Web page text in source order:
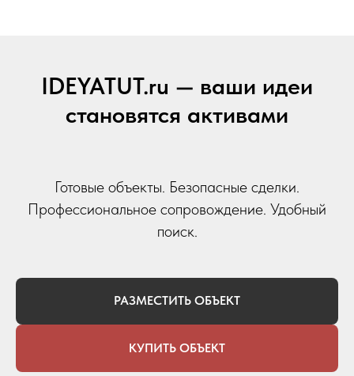
IDEYATUT.ru — ваши идеи
становятся активами
Готовые объекты. Безопасные сделки.
Профессиональное сопровождение. Удобный
поиск.
РАЗМЕСТИТЬ ОБЪЕКТ
КУПИТЬ ОБЪЕКТ